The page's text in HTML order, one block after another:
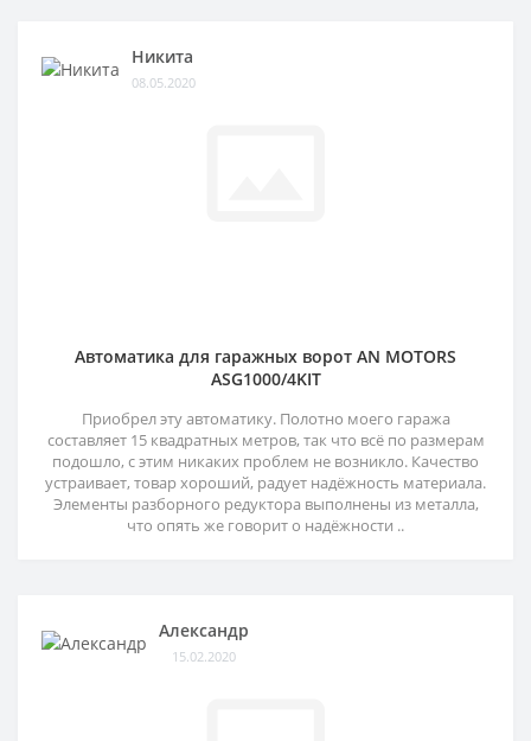
Никита
08.05.2020
Автоматика для гаражных ворот AN MOTORS
ASG1000/4KIT
Приобрел эту автоматику. Полотно моего гаража
составляет 15 квадратных метров, так что всё по размерам
подошло, с этим никаких проблем не возникло. Качество
устраивает, товар хороший, радует надёжность материала.
Элементы разборного редуктора выполнены из металла,
что опять же говорит о надёжности ..
Александр
15.02.2020